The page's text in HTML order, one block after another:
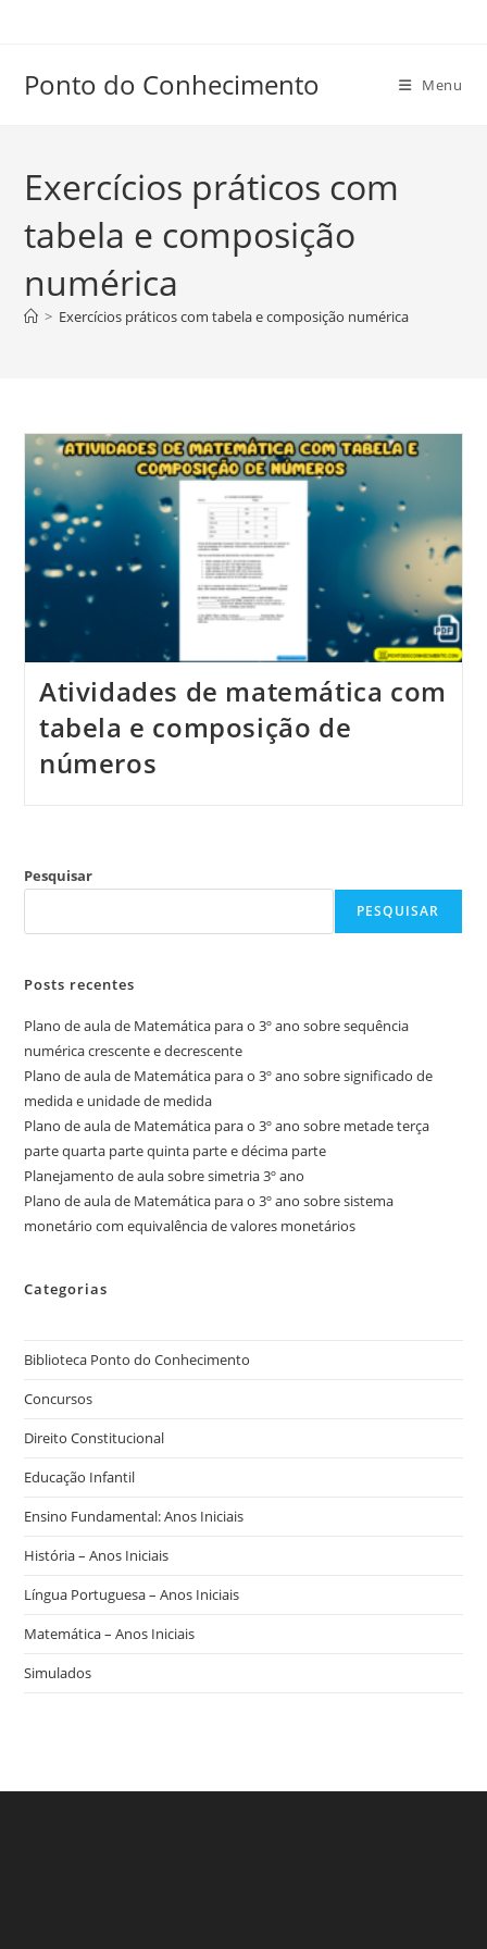
conteúdo
Ponto do Conhecimento Menu
Exercícios práticos com
tabela e composição
numérica
> Exercícios práticos com tabela e composição numérica
Atividades de matemática com
tabela e composição de
números
Pesquisar
PESQUISAR
Posts recentes
Plano de aula de Matemática para o 3º ano sobre sequência
numérica crescente e decrescente
Plano de aula de Matemática para o 3º ano sobre significado de
medida e unidade de medida
Plano de aula de Matemática para o 3º ano sobre metade terça
parte quarta parte quinta parte e décima parte
Planejamento de aula sobre simetria 3º ano
Plano de aula de Matemática para o 3º ano sobre sistema
monetário com equivalência de valores monetários
Categorias
Biblioteca Ponto do Conhecimento
Concursos
Direito Constitucional
Educação Infantil
Ensino Fundamental: Anos Iniciais
História – Anos Iniciais
Língua Portuguesa – Anos Iniciais
Matemática – Anos Iniciais
Simulados